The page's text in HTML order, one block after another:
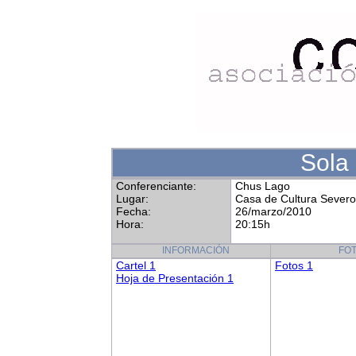
Sola
Conferenciante:
Lugar:
Fecha:
Hora:
Chus Lago
Casa de Cultura
26/marzo/2010
20:15h
INFORMACIÓN
Cartel 1
Hoja de Presentación 1
Fotos 1